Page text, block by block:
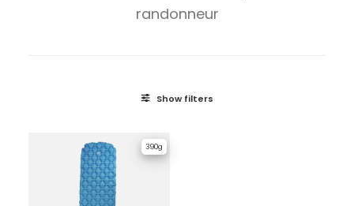
randonneur
Show filters
390g